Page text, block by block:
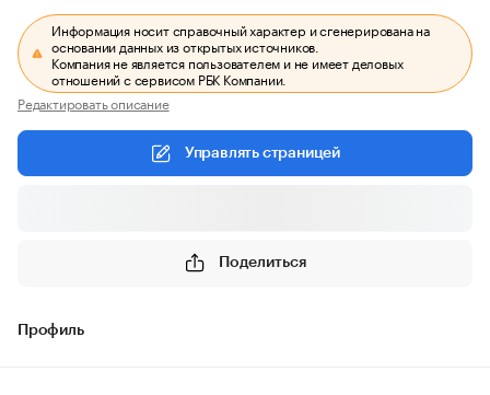
Информация носит справочный характер и сгенерирована на
основании данных из открытых источников.
Компания не является пользователем и не имеет деловых
отношений с сервисом РБК Компании.
Редактировать описание
Управлять страницей
Поделиться
Профиль